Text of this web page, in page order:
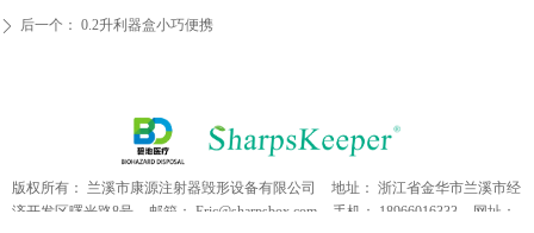
ꄲ 后一个： 0.2升利器盒小巧便携
版权所有： 兰溪市康源注射器毁形设备有限公司 地址： 浙江省金华市兰溪市经
济开发区曙光路8号
邮箱： Eric@sharpsbox.com 手机： 18966016333
网址：